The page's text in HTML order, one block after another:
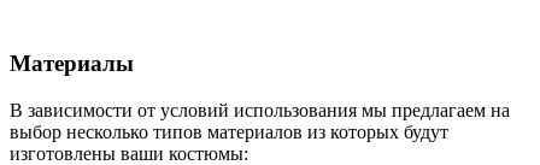
Материалы
В зависимости от условий использования мы предлагаем на
выбор несколько типов материалов из которых будут
изготовлены ваши костюмы: